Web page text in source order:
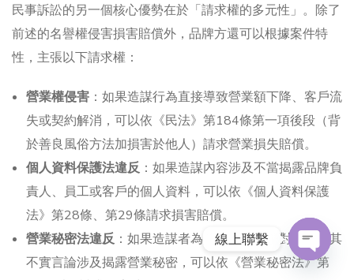
民事訴訟的另一個核心優勢在於「請求權的多元性」。除了
前述的名譽權侵害損害賠償外，品牌方還可以根據案件特
性，主張以下請求權：
營業權侵害 ：如果造謀行為直接導致營業額下降、客戶流
失或契約解消，可以依《民法》第184條第一項後段（背
於善良風俗方法加損害於他人）請求營業損失賠償。
個人資料保護法違反 ：如果造謀內容涉及不當揭露品牌負
責人、員工或客戶的個人資料，可以依《個人資料保護
法》第28條、第29條請求損害賠償。
營業秘密法違反 ：如果造謀者為前員工或競爭對手，且其
不實言論涉及揭露營業秘密，可以依《營業秘密法》第
線上聯繫
O